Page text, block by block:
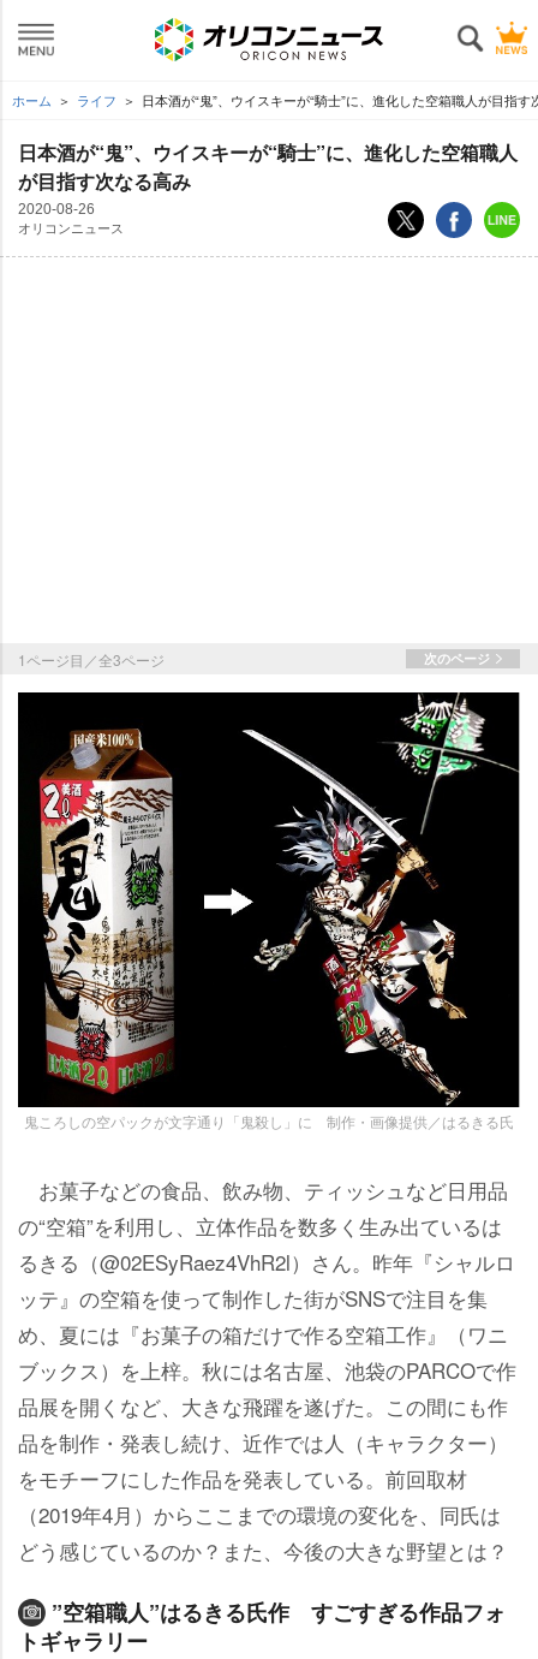
ホーム ライフ 日本酒が“鬼”、ウイスキーが“騎士”に、進化した空箱職人が目指す
日本酒が“鬼”、ウイスキーが“騎士”に、進化した空箱職人
が目指す次なる高み
2020-08-26
オリコンニュース
1ページ目／全3ページ 次のページ
鬼ころしの空パックが文字通り「鬼殺し」に 制作・画像提供／はるきる氏
お菓子などの食品、飲み物、ティッシュなど日用品
の“空箱”を利用し、立体作品を数多く生み出ているは
るきる（@02ESyRaez4VhR2l）さん。昨年『シャルロ
ッテ』の空箱を使って制作した街がSNSで注目を集
め、夏には『お菓子の箱だけで作る空箱工作』（ワニ
ブックス）を上梓。秋には名古屋、池袋のPARCOで作
品展を開くなど、大きな飛躍を遂げた。この間にも作
品を制作・発表し続け、近作では人（キャラクター）
をモチーフにした作品を発表している。前回取材
（2019年4月）からここまでの環境の変化を、同氏は
どう感じているのか？また、今後の大きな野望とは？
”空箱職人”はるきる氏作 すごすぎる作品フォ
トギャラリー